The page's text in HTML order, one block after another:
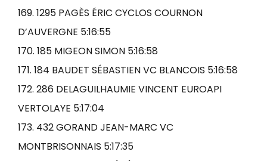
169. 1295 PAGÈS ÉRIC CYCLOS COURNON
D’AUVERGNE 5:16:55
170. 185 MIGEON SIMON 5:16:58
171. 184 BAUDET SÉBASTIEN VC BLANCOIS 5:16:58
172. 286 DELAGUILHAUMIE VINCENT EUROAPI
VERTOLAYE 5:17:04
173. 432 GORAND JEAN-MARC VC
MONTBRISONNAIS 5:17:35